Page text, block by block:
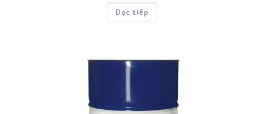
Đọc tiếp